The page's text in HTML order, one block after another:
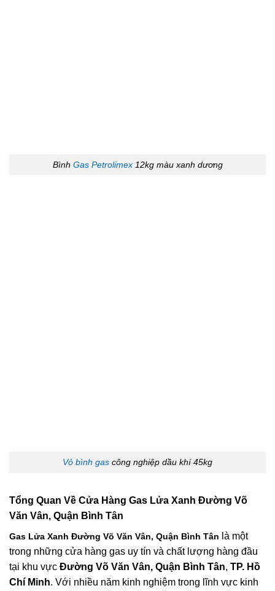
Bình Gas Petrolimex12kg màu xanh dương
Vỏ bình gas công nghiệp dầu khí 45kg
Tổng Quan Về Cửa Hàng Gas Lửa Xanh Đường Võ
Văn Vân, Quận Bình Tân
Gas Lửa Xanh Đường Võ Văn Vân, Quận Bình Tân là một
trong những cửa hàng gas uy tín và chất lượng hàng đầu
tại khu vực Đường Võ Văn Vân, Quận Bình Tân, TP. Hồ
Chí Minh. Với nhiều năm kinh nghiệm trong lĩnh vực kinh